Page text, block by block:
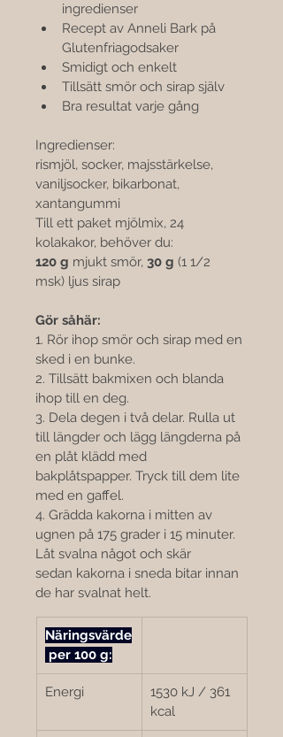
ingredienser
Recept av Anneli Bark på
Glutenfriagodsaker
Smidigt och enkelt
Tillsätt smör och sirap själv
Bra resultat varje gång
Ingredienser:
rismjöl, socker, majsstärkelse,
vaniljsocker, bikarbonat,
xantangummi
Till ett paket mjölmix, 24
kolakakor, behöver du:
120 g mjukt smör, 30 g (1 1/2
msk) ljus sirap
Gör såhär:
1. Rör ihop smör och sirap med en
sked i en bunke.
2. Tillsätt bakmixen och blanda
ihop till en deg.
3. Dela degen i två delar. Rulla ut
till längder och lägg längderna på
en plåt klädd med
bakplåtspapper. Tryck till dem lite
med en gaffel.
4. Grädda kakorna i mitten av
ugnen på 175 grader i 15 minuter.
Låt svalna något och skär
sedan kakorna i sneda bitar innan
de har svalnat helt.
Näringsvärde
per 100 g:
Energi
1530 kJ / 361
kcal